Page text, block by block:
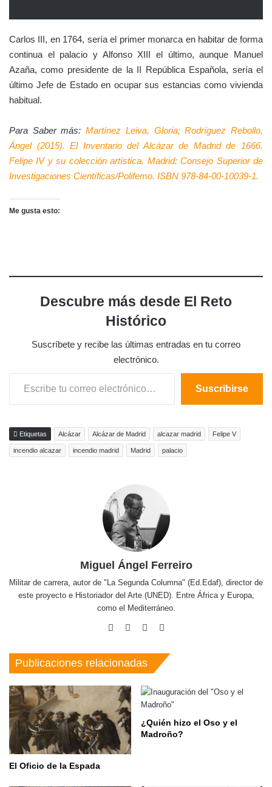
Carlos III, en 1764, sería el primer monarca en habitar de forma
continua el palacio y Alfonso XIII el último, aunque Manuel
Azaña, como presidente de la II República Española, sería el
último Jefe de Estado en ocupar sus estancias como vivienda
habitual.
Para Saber más:Martínez Leiva, Gloria; Rodríguez Rebollo,
Ángel (2015). El Inventario del Alcázar de Madrid de 1666.
Felipe IV y su colección artística. Madrid: Consejo Superior de
Investigaciones Científicas/Polifemo. ISBN 978-84-00-10039-1.
Me gusta esto:
Descubre más desde El Reto
Histórico
Suscríbete y recibe las últimas entradas en tu correo
electrónico.
Escribe tu correo electrónico…
Suscribirse
Etiquetas Alcázar Alcázar de Madrid alcazar madrid Felipe V
incendio alcazar incendio madrid Madrid palacio
Miguel Ángel Ferreiro
Militar de carrera, autor de "La Segunda Columna" (Ed.Edaf), director de
este proyecto e Historiador del Arte (UNED). Entre África y Europa,
como el Mediterráneo.
Facebook
X Pinterest
Publicaciones relacionadas
El Oficio de la Espada
¿Quién hizo el Oso y el
Madroño?